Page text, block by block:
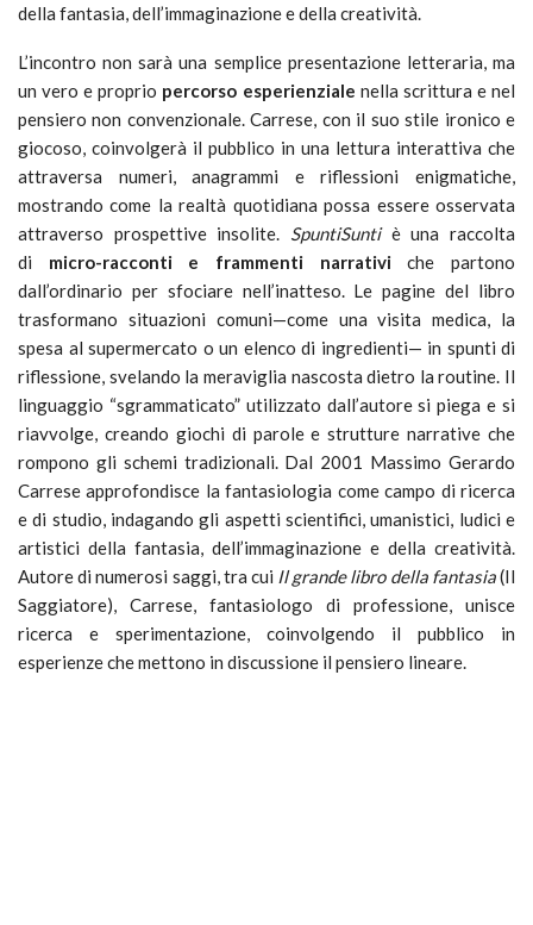
della fantasia, dell’immaginazione e della creatività.
L’incontro non sarà una semplice presentazione letteraria, ma
un vero e proprio percorso esperienziale nella scrittura e nel
pensiero non convenzionale. Carrese, con il suo stile ironico e
giocoso, coinvolgerà il pubblico in una lettura interattiva che
attraversa numeri, anagrammi e riflessioni enigmatiche,
mostrando come la realtà quotidiana possa essere osservata
attraverso prospettive insolite. SpuntiSuntiè una raccolta
di micro-racconti e frammenti narrativiche partono
dall’ordinario per sfociare nell’inatteso. Le pagine del libro
trasformano situazioni comuni—come una visita medica, la
spesa al supermercato o un elenco di ingredienti— in spunti di
riflessione, svelando la meraviglia nascosta dietro la routine. Il
linguaggio “sgrammaticato” utilizzato dall’autore si piega e si
riavvolge, creando giochi di parole e strutture narrative che
rompono gli schemi tradizionali. Dal 2001 Massimo Gerardo
Carrese approfondisce la fantasiologia come campo di ricerca
e di studio, indagando gli aspetti scientifici, umanistici, ludici e
artistici della fantasia, dell’immaginazione e della creatività.
Autore di numerosi saggi, tra cui Il grande libro della fantasia(Il
Saggiatore), Carrese, fantasiologo di professione, unisce
ricerca e sperimentazione, coinvolgendo il pubblico in
esperienze che mettono in discussione il pensiero lineare.